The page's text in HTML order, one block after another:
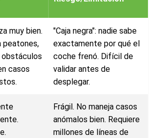
muy bien.
peatones,
obstáculos
casos
"Caja negra": nadie sabe
exactamente por qué el
coche frenó. Difícil de
validar antes de
desplegar.
Frágil. No maneja casos
anómalos bien. Requiere
millones de líneas de